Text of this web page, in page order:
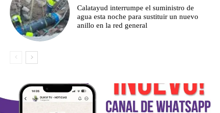
Calatayud interrumpe el suministro de
agua esta noche para sustituir un nuevo
anillo en la red general